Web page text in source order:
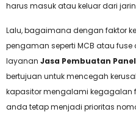
harus masuk atau keluar dari
Lalu, bagaimana dengan faktor
pengaman seperti MCB atau fuse
layanan Jasa Pembuatan
bertujuan untuk mencegah
kapasitor mengalami kegagalan
anda tetap menjadi prioritas